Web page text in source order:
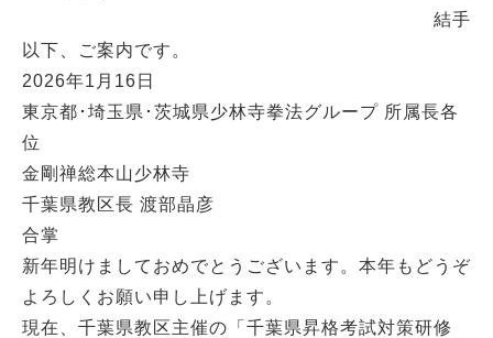
結手
以下、ご案内です。
2026年1月16日
東京都･埼玉県･茨城県少林寺拳法グループ 所属長各
位
金剛禅総本山少林寺
千葉県教区長 渡部晶彦
合掌
新年明けましておめでとうございます。本年もどうぞ
よろしくお願い申し上げます。
現在、千葉県教区主催の「千葉県昇格考試対策研修